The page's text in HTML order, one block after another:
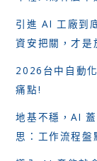
發
展，
造
新
型
態
塑
引進 AI 工廠到
資安把關，才是
2026台中自動
痛點!
地基不穩，AI
思：工作流程盤